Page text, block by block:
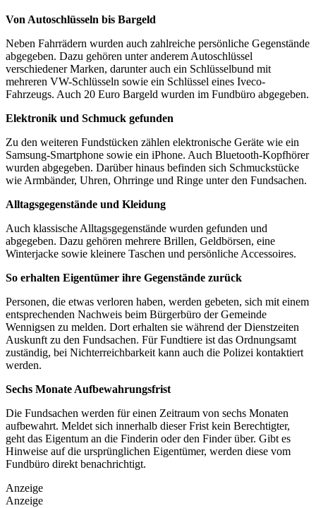
Von Autoschlüsseln bis Bargeld
Neben Fahrrädern wurden auch zahlreiche persönliche Gegenstände
abgegeben. Dazu gehören unter anderem Autoschlüssel
verschiedener Marken, darunter auch ein Schlüsselbund mit
mehreren VW-Schlüsseln sowie ein Schlüssel eines Iveco-
Fahrzeugs. Auch 20 Euro Bargeld wurden im Fundbüro abgegeben.
Elektronik und Schmuck gefunden
Zu den weiteren Fundstücken zählen elektronische Geräte wie ein
Samsung-Smartphone sowie ein iPhone. Auch Bluetooth-Kopfhörer
wurden abgegeben. Darüber hinaus befinden sich Schmuckstücke
wie Armbänder, Uhren, Ohrringe und Ringe unter den Fundsachen.
Alltagsgegenstände und Kleidung
Auch klassische Alltagsgegenstände wurden gefunden und
abgegeben. Dazu gehören mehrere Brillen, Geldbörsen, eine
Winterjacke sowie kleinere Taschen und persönliche Accessoires.
So erhalten Eigentümer ihre Gegenstände zurück
Personen, die etwas verloren haben, werden gebeten, sich mit einem
entsprechenden Nachweis beim Bürgerbüro der Gemeinde
Wennigsen zu melden. Dort erhalten sie während der Dienstzeiten
Auskunft zu den Fundsachen. Für Fundtiere ist das Ordnungsamt
zuständig, bei Nichterreichbarkeit kann auch die Polizei kontaktiert
werden.
Sechs Monate Aufbewahrungsfrist
Die Fundsachen werden für einen Zeitraum von sechs Monaten
aufbewahrt. Meldet sich innerhalb dieser Frist kein Berechtigter,
geht das Eigentum an die Finderin oder den Finder über. Gibt es
Hinweise auf die ursprünglichen Eigentümer, werden diese vom
Fundbüro direkt benachrichtigt.
Anzeige
Anzeige